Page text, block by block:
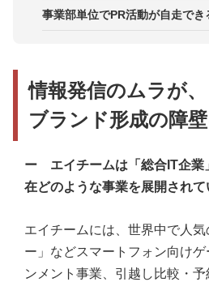
事業部単位でPR活動が自走でき
情報発信のムラが
ブランド形成の障
ー エイチームは「総合IT企業
在どのような事業を展開されて
エイチームには、世界中で人
ー」などスマートフォン向け
ンメント事業、引越し比較・